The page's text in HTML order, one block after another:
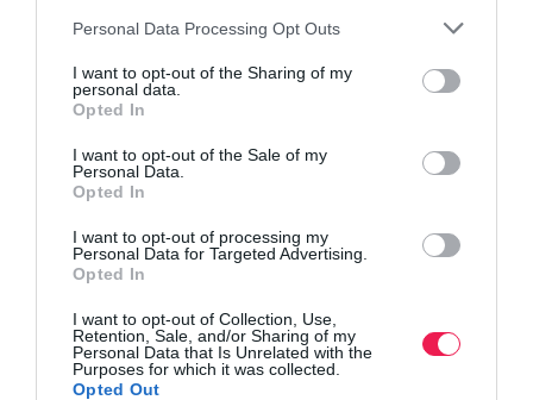
Personal Data Processing Opt Outs
I want to opt-out of the Sharing of my
personal data.
Opted In
I want to opt-out of the Sale of my
Personal Data.
Opted In
I want to opt-out of processing my
Personal Data for Targeted Advertising.
Opted In
I want to opt-out of Collection, Use,
Retention, Sale, and/or Sharing of my
Personal Data that Is Unrelated with the
Purposes for which it was collected.
Opted Out